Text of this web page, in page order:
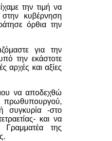
την τιμή να
κυβέρνηση
όρθια την
για την
την εκάστοτε
αρχές και αξίες
να αποδεχθώ
πρωθυπουργού,
συγκυρία -στο
και να
της